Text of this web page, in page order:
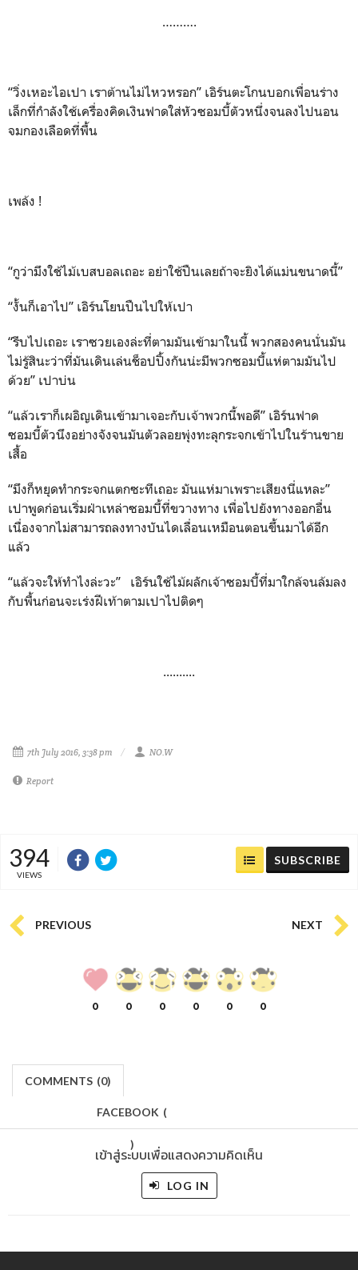
……….
“วิ่งเหอะไอเปา เราต้านไม่ไหวหรอก” เอิร์นตะโกนบอกเพื่อนร่าง
เล็กที่กำลังใช้เครื่องคิดเงินฟาดใส่หัวซอมบี้ตัวหนึ่งจนลงไปนอน
จมกองเลือดที่พื้น
เพล้ง !
“กูว่ามึงใช้ไม้เบสบอลเถอะ อย่าใช้ปืนเลยถ้าจะยิงได้แม่นขนาดนี้”
“งั้นก็เอาไป” เอิร์นโยนปืนไปให้เปา
“รีบไปเถอะ เราซวยเองล่ะที่ตามมันเข้ามาในนี้ พวกสองคนนั่นมัน
ไม่รู้สินะว่าที่มันเดินเล่นช็อปปิ้งกันน่ะมีพวกซอมบี้แห่ตามมันไป
ด้วย” เปาบ่น
“แล้วเราก็เผอิญเดินเข้ามาเจอะกับเจ้าพวกนี้พอดี” เอิร์นฟาด
ซอมบี้ตัวนึงอย่างจังจนมันตัวลอยพุ่งทะลุกระจกเข้าไปในร้านขาย
เสื้อ
“มึงก็หยุดทำกระจกแตกซะทีเถอะ มันแห่มาเพราะเสียงนี่แหละ”
เปาพูดก่อนเริ่มฝ่าเหล่าซอมบี้ที่ขวางทาง เพื่อไปยังทางออกอื่น
เนื่องจากไม่สามารถลงทางบันไดเลื่อนเหมือนตอนขึ้นมาได้อีก
แล้ว
“แล้วจะให้ทำไงล่ะวะ” เอิร์นใช้ไม้ผลักเจ้าซอมบี้ที่มาใกล้จนล้มลง
กับพื้นก่อนจะเร่งฝีเท้าตามเปาไปติดๆ
..........
7th July 2016, 3:38 pm NO.W
Report
394
VIEWS
SUBSCRIBE
PREVIOUS NEXT
0 0 0 0 0 0
COMMENTS (0)
FACEBOOK (
)
เข้าสู่ระบบเพื่อแสดงความคิดเห็น
LOG IN